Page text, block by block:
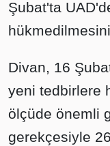
Şubat'ta
Divan, 16
yeni tedbirlere
ölçüde önemli
gerekçesiyle